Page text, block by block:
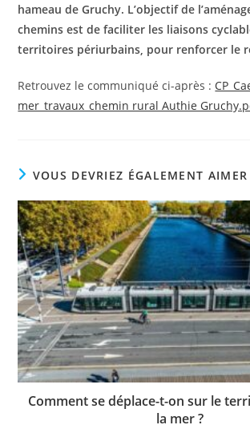
hameau de Gruchy. L’objectif de
chemins est de faciliter les liaisons
territoires périurbains, pour renforcer le
Retrouvez le communiqué ci-après :
mer_travaux_chemin rural Authie
VOUS DEVRIEZ ÉGALEMENT AIMER
Comment se déplace-t-on sur le
la mer ?